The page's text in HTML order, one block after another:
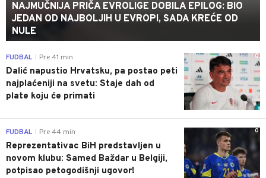
NAJMUČNIJA PRIČA EVROLIGE DOBILA EPILOG: BIO
JEDAN OD NAJBOLJIH U EVROPI, SADA KREĆE OD
NULE
0
FUDBAL Pre 41 min
Dalić napustio Hrvatsku, pa postao peti
najplaćeniji na svetu: Staje dah od
plate koju će primati
0
FUDBAL Pre 44 min
Reprezentativac BiH predstavljen u
novom klubu: Samed Baždar u Belgiji,
potpisao petogodišnji ugovor!